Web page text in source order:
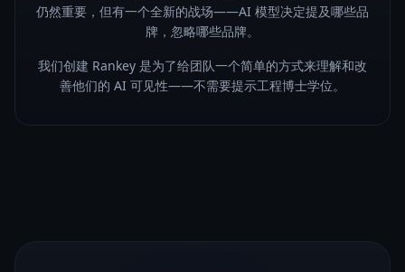
仍然重要，但有一个全新的战场——AI 模型决定提及哪些品
牌，忽略哪些品牌。
我们创建 Rankey 是为了给团队一个简单的方式来理解和改
善他们的 AI 可见性——不需要提示工程博士学位。